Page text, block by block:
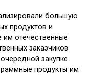
большую
продуктов и
им отечественные
заказчиков
закупке
продукты им